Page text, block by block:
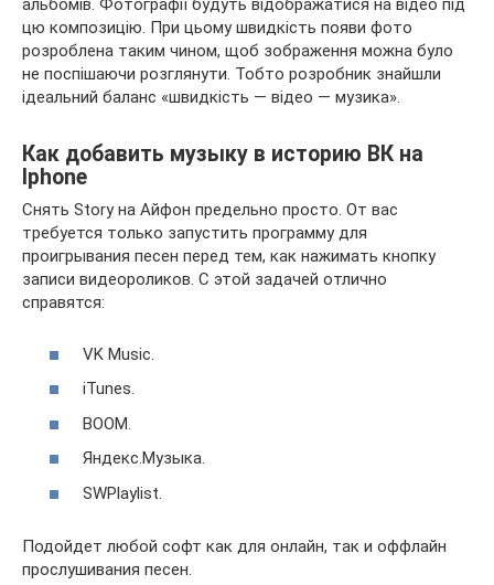
альбомів. Фотографії будуть відображатися на відео під
цю композицію. При цьому швидкість появи фото
розроблена таким чином, щоб зображення можна було
не поспішаючи розглянути. Тобто розробник знайшли
ідеальний баланс «швидкість — відео — музика».
Как добавить музыку в историю ВК на
Iphone
Снять Story на Айфон предельно просто. От вас
требуется только запустить программу для
проигрывания песен перед тем, как нажимать кнопку
записи видеороликов. С этой задачей отлично
справятся:
VK Music.
iTunes.
BOOM.
Яндекс.Музыка.
SWPlaylist.
Подойдет любой софт как для онлайн, так и оффлайн
прослушивания песен.